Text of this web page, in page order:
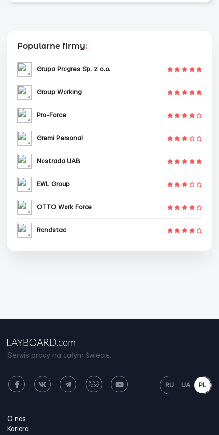
Popularne firmy:
Grupa Progres Sp. z o.o.
Group Working
Pro-Force
Gremi Personal
Nostrada UAB
EWL Group
OTTO Work Force
Randstad
Serwis pracy na całym świecie.
RU UA PL
O nas
Kariera